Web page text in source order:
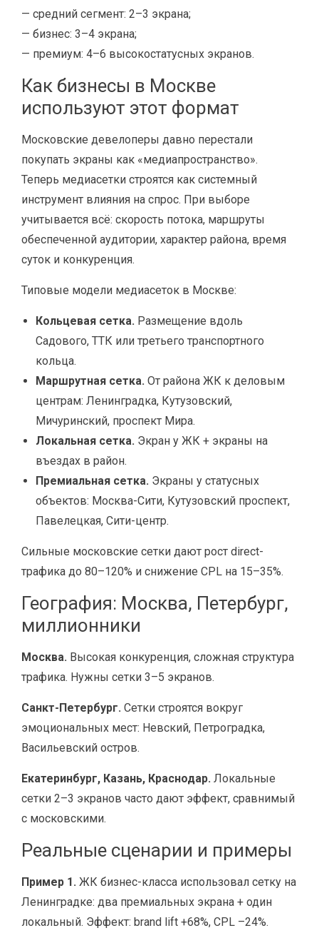
— средний сегмент: 2–3 экрана;
— бизнес: 3–4 экрана;
— премиум: 4–6 высокостатусных экранов.
Как бизнесы в Москве
используют этот формат
Московские девелоперы давно перестали
покупать экраны как «медиапространство».
Теперь медиасетки строятся как системный
инструмент влияния на спрос. При выборе
учитывается всё: скорость потока, маршруты
обеспеченной аудитории, характер района, время
суток и конкуренция.
Типовые модели медиасеток в Москве:
Кольцевая сетка. Размещение вдоль
Садового, ТТК или третьего транспортного
кольца.
Маршрутная сетка. От района ЖК к деловым
центрам: Ленинградка, Кутузовский,
Мичуринский, проспект Мира.
Локальная сетка. Экран у ЖК + экраны на
въездах в район.
Премиальная сетка. Экраны у статусных
объектов: Москва-Сити, Кутузовский проспект,
Павелецкая, Сити-центр.
Сильные московские сетки дают рост direct-
трафика до 80–120% и снижение CPL на 15–35%.
География: Москва, Петербург,
миллионники
Москва. Высокая конкуренция, сложная структура
трафика. Нужны сетки 3–5 экранов.
Санкт-Петербург. Сетки строятся вокруг
эмоциональных мест: Невский, Петроградка,
Васильевский остров.
Екатеринбург, Казань, Краснодар. Локальные
сетки 2–3 экранов часто дают эффект, сравнимый
с московскими.
Реальные сценарии и примеры
Пример 1. ЖК бизнес-класса использовал сетку на
Ленинградке: два премиальных экрана + один
локальный. Эффект: brand lift +68%, CPL –24%.